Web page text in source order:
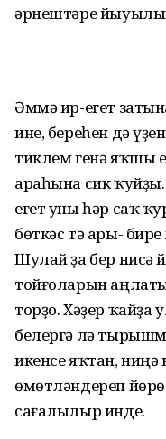
әрнештәре
Әммә ир-егет
ине, береһен дә
тиклем генә яҡшы
араһына сик
егет уны һәр саҡ
бөткәс тә ары-
Шулай ҙа бер нисә
тойғоларын
торҙо. Хәҙер ҡайҙа
белергә лә
икенсе яҡтан,
өмөтләндереп
сағалылыр инде.